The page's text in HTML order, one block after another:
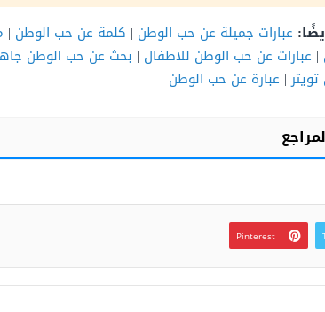
عبارات جميلة عن حب الوطن | كلمة عن حب الوطن |
| عبارات عن حب الوطن للاطفال | بحث عن حب الوطن
| عبارة عن حب الوطن
Pinterest